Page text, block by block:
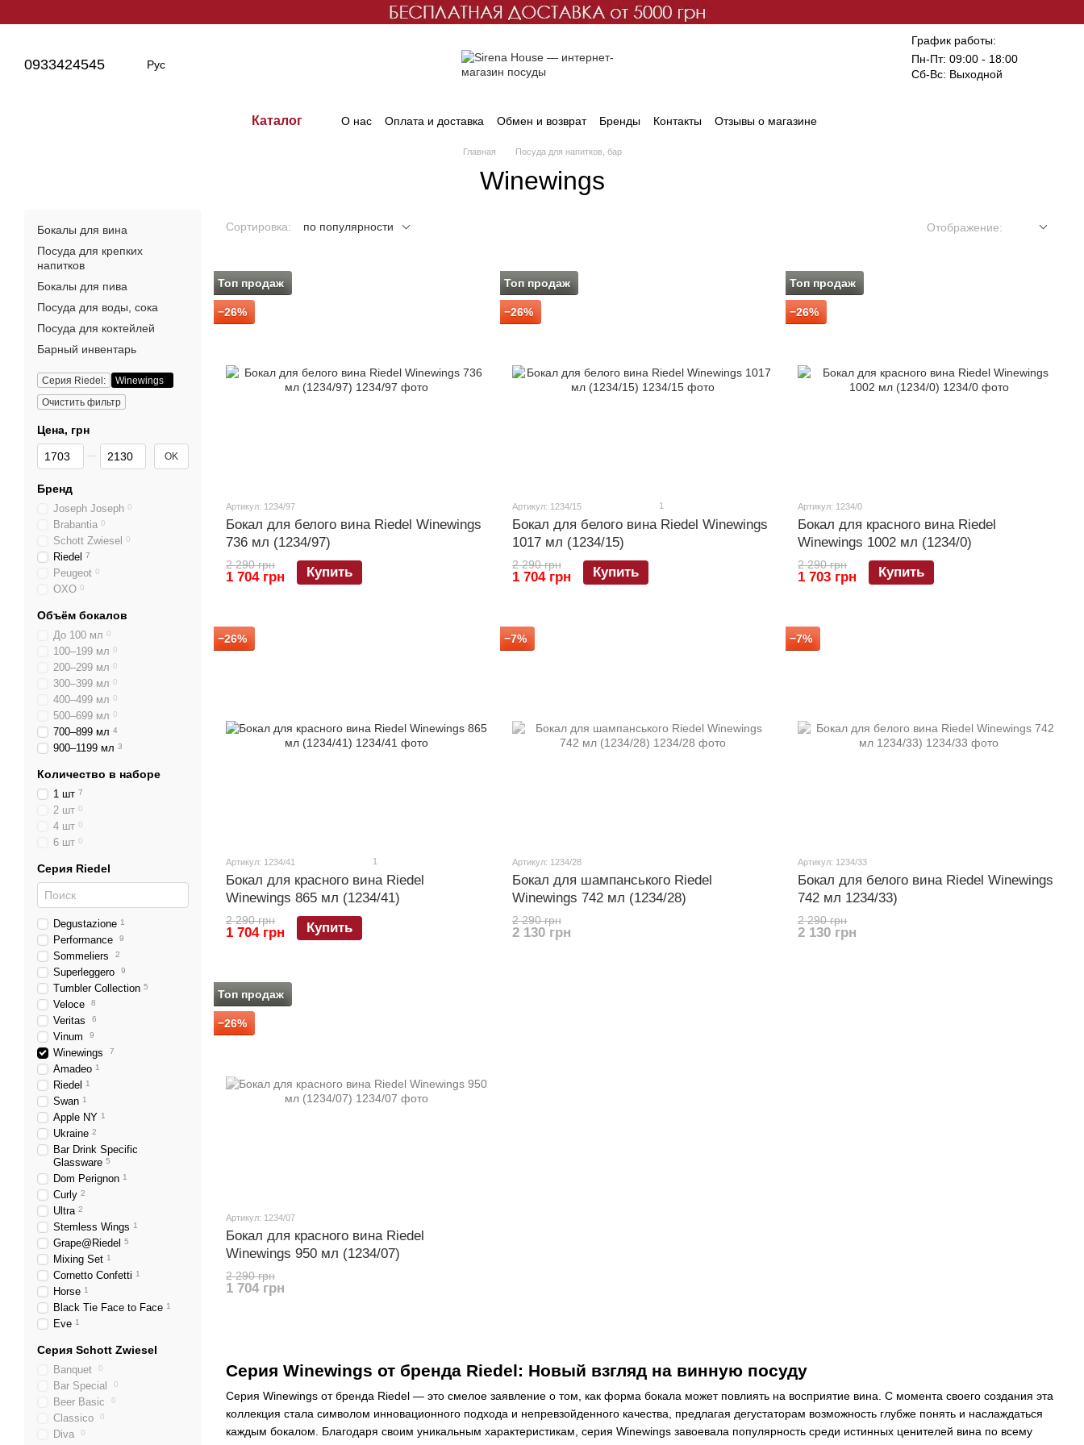
0933424545 Рус
График работы:
Пн-Пт: 09:00 - 18:00
Сб-Вс: Выходной
Каталог О нас Оплата и доставка Обмен и возврат Бренды Контакты Отзывы о магазине
Главная Посуда для напитков, бар
Winewings
Сортировка: по популярности Отображение:
Серия Winewings от бренда Riedel: Новый взгляд на винную посуду
Серия Winewings от бренда Riedel — это смелое заявление о том, как форма бокала может повлиять на восприятие вина. С момента своего создания эта
коллекция стала символом инновационного подхода и непревзойденного качества, предлагая дегустаторам возможность глубже понять и наслаждаться
каждым бокалом. Благодаря своим уникальным характеристикам, серия Winewings завоевала популярность среди истинных ценителей вина по всему
Топ продаж
−26%
Артикул: 1234/97
Бокал для белого вина Riedel Winewings
736 мл (1234/97)
2 290 грн
1 704 грн Купить
Топ продаж
−26%
Артикул: 1234/15 1
Бокал для белого вина Riedel Winewings
1017 мл (1234/15)
2 290 грн
1 704 грн Купить
Топ продаж
−26%
Артикул: 1234/0
Бокал для красного вина Riedel
Winewings 1002 мл (1234/0)
2 290 грн
1 703 грн Купить
−26%
Артикул: 1234/41 1
Бокал для красного вина Riedel
Winewings 865 мл (1234/41)
2 290 грн
1 704 грн Купить
−7%
Артикул: 1234/28
Бокал для шампанського Riedel
Winewings 742 мл (1234/28)
2 290 грн
2 130 грн
−7%
Артикул: 1234/33
Бокал для белого вина Riedel Winewings
742 мл 1234/33)
2 290 грн
2 130 грн
Топ продаж
−26%
Артикул: 1234/07
Бокал для красного вина Riedel
Winewings 950 мл (1234/07)
2 290 грн
1 704 грн
Бокалы для вина
Посуда для крепких
напитков
Бокалы для пива
Посуда для воды, сока
Посуда для коктейлей
Барный инвентарь
Серия Riedel:
Winewings
Очистить фильтр
Цена, грн
От Цена, грн
До Цена, грн OK
Бренд
Joseph Joseph 0
Brabantia 0
Schott Zwiesel 0
Riedel 7
Peugeot 0
OXO 0
Объём бокалов
До 100 мл 0
100–199 мл 0
200–299 мл 0
300–399 мл 0
400–499 мл 0
500–699 мл 0
700–899 мл 4
900–1199 мл 3
Количество в наборе
1 шт 7
2 шт 0
4 шт 0
6 шт 0
Серия Riedel
Degustazione 1
Performance 9
Sommeliers 2
Superleggero 9
Tumbler Collection 5
Veloce 8
Veritas 6
Vinum 9
Winewings 7
Amadeo 1
Riedel 1
Swan 1
Apple NY 1
Ukraine 2
Bar Drink Specific
Glassware 5
Dom Perignon 1
Curly 2
Ultra 2
Stemless Wings 1
Grape@Riedel 5
Mixing Set 1
Cornetto Confetti 1
Horse 1
Black Tie Face to Face 1
Eve 1
Серия Schott Zwiesel
Banquet 0
Bar Special 0
Beer Basic 0
Classico 0
Diva 0